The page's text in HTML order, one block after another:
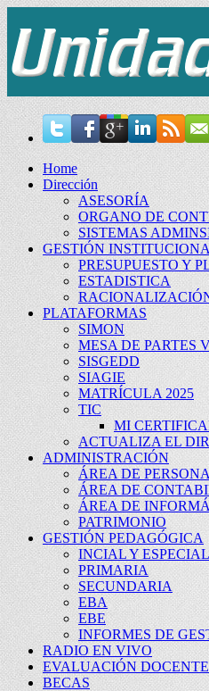
Home
Dirección
ASESORÍA
ORGANO DE
SISTEMAS
GESTIÓN
PRESUPUESTO Y
ESTADISTICA
PLATAFORMAS
SIMON
MESA DE PARTES
SISGEDD
SIAGIE
MATRÍCULA 2025
TIC
MI
ACTUALIZA EL
ADMINISTRACIÓN
ÁREA DE
ÁREA DE
ÁREA DE
PATRIMONIO
GESTIÓN PEDAGÓGICA
INCIAL Y ESPECIAL
PRIMARIA
SECUNDARIA
EBA
EBE
INFORMES DE
RADIO EN VIVO
EVALUACIÓN DOCENTE
BECAS